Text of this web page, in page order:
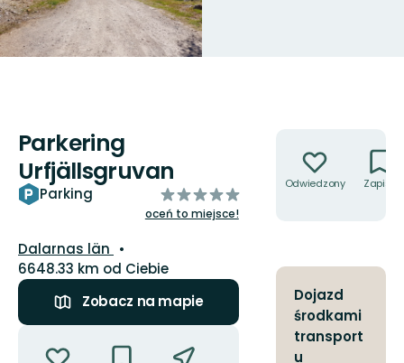
Parkering
Urfjällsgruvan
Parking
z
5
oceń to miejsce!
Województwo:
Dalarnas län
6648.33 km od Ciebie
Zobacz na mapie
Odwiedzony Zapisz
Dojazd
środkami
transport
u